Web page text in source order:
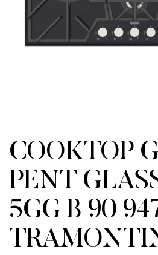
COOKTOP
PENT
5GG B 90